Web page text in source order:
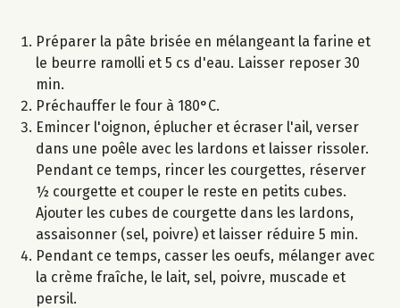
Préparer la pâte brisée en mélangeant la farine et
le beurre ramolli et 5 cs d'eau. Laisser reposer 30
min.
Préchauffer le four à 180°C.
Emincer l'oignon, éplucher et écraser l'ail, verser
dans une poêle avec les lardons et laisser rissoler.
Pendant ce temps, rincer les courgettes, réserver
½ courgette et couper le reste en petits cubes.
Ajouter les cubes de courgette dans les lardons,
assaisonner (sel, poivre) et laisser réduire 5 min.
Pendant ce temps, casser les oeufs, mélanger avec
la crème fraîche, le lait, sel, poivre, muscade et
persil.